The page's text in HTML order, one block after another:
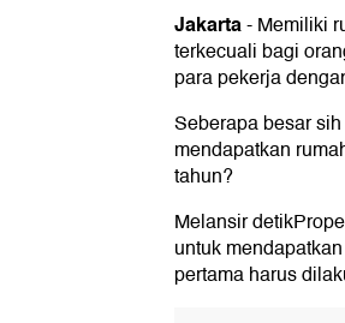
Jakarta-Memiliki
terkecuali bagi
para pekerja
Seberapa besar
mendapatkan
tahun?
Melansir
untuk
pertama harus